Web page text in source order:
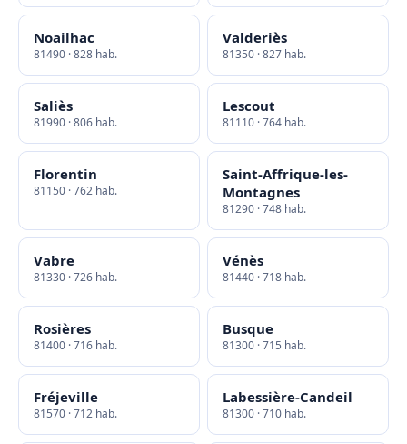
Noailhac
81490 · 828 hab.
Valderiès
81350 · 827 hab.
Saliès
81990 · 806 hab.
Lescout
81110 · 764 hab.
Florentin
81150 · 762 hab.
Saint-Affrique-les-
Montagnes
81290 · 748 hab.
Vabre
81330 · 726 hab.
Vénès
81440 · 718 hab.
Rosières
81400 · 716 hab.
Busque
81300 · 715 hab.
Fréjeville
81570 · 712 hab.
Labessière-Candeil
81300 · 710 hab.